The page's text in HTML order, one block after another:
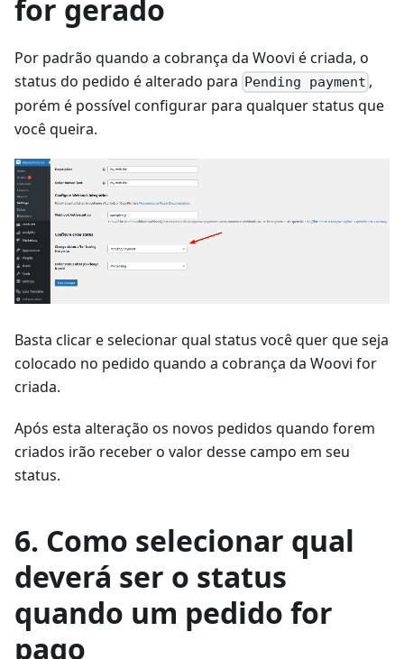
for gerado
Por padrão quando a cobrança da Woovi é criada, o
status do pedido é alterado para Pending payment ,
porém é possível configurar para qualquer status que
você queira.
Basta clicar e selecionar qual status você quer que seja
colocado no pedido quando a cobrança da Woovi for
criada.
Após esta alteração os novos pedidos quando forem
criados irão receber o valor desse campo em seu
status.
6. Como selecionar qual
deverá ser o status
quando um pedido for
pago